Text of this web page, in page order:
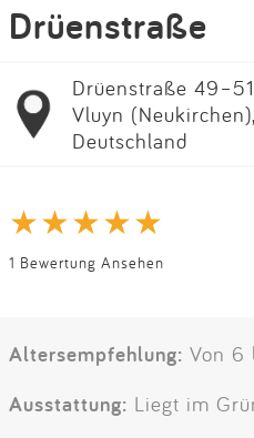
Drüenstraße
Drüenstraße
Vluyn
Deutschland
1 Bewertung Ansehen
Altersempfehlung: Von 6
Ausstattung: Liegt im